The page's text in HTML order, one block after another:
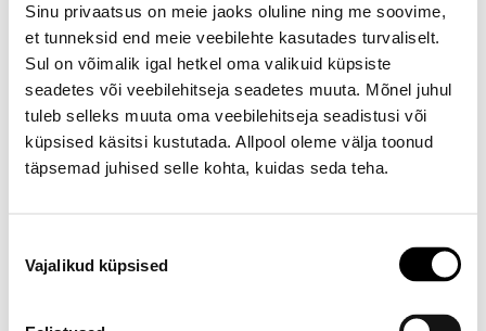
Sinu privaatsus on meie jaoks oluline ning me soovime,
et tunneksid end meie veebilehte kasutades turvaliselt.
Sul on võimalik igal hetkel oma valikuid küpsiste
seadetes või veebilehitseja seadetes muuta. Mõnel juhul
tuleb selleks muuta oma veebilehitseja seadistusi või
küpsised käsitsi kustutada. Allpool oleme välja toonud
täpsemad juhised selle kohta, kuidas seda teha.
valik
Vajalikud küpsised
Ootamatu viga!
Proovi varsti uuesti
Telefon E-R 9-17 6673334